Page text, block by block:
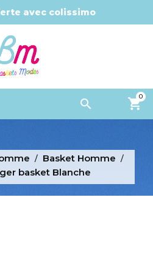
avec colissimo

0
Basket Homme
basket Blanche